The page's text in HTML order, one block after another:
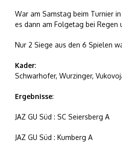
War am Samstag beim Turnier
es dann am Folgetag bei
Nur 2 Siege aus den 6 Spielen
Kader:
Schwarhofer, Wurzinger,
Ergebnisse:
JAZ GU Süd : SC Seiersberg A
JAZ GU Süd : Kumberg A